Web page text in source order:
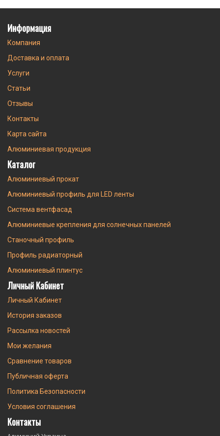
Информация
Компания
Доставка и оплата
Услуги
Статьи
Отзывы
Контакты
Карта сайта
Алюминиевая продукция
Каталог
Алюминиевый прокат
Алюминиевый профиль для LED ленты
Система вентфасад
Алюминиевые крепления для солнечных панелей
Станочный профиль
Профиль радиаторный
Алюминиевый плинтус
Личный Кабинет
Личный Кабинет
История заказов
Рассылка новостей
Мои желания
Сравнение товаров
Публичная оферта
Политика Безопасности
Условия соглашения
Контакты